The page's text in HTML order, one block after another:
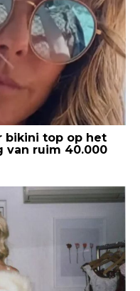
bikini top op het
van ruim 40.000